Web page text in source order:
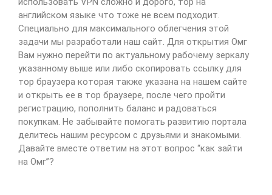
английском языке что тоже не всем подходит.
Специально для максимального облегчения этой
задачи мы разработали наш сайт. Для открытия Омг
Вам нужно перейти по актуальному рабочему зеркалу
указанному выше или либо скопировать ссылку для
тор браузера которая также указана на нашем сайте
и открыть ее в тор браузере, после чего пройти
регистрацию, пополнить баланс и радоваться
покупкам. Не забывайте помогать развитию портала
делитесь нашим ресурсом с друзьями и знакомыми.
Давайте вместе ответим на этот вопрос “как зайти
на Омг”?